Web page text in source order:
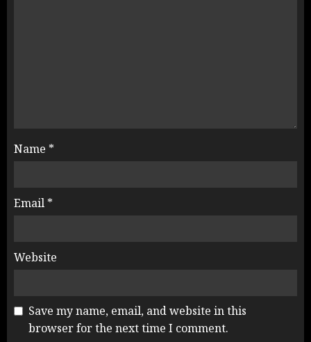
Name *
Email *
Website
Save my name, email, and website in this
browser for the next time I comment.
NEET महाघोटाले पर Rahul Gandhi